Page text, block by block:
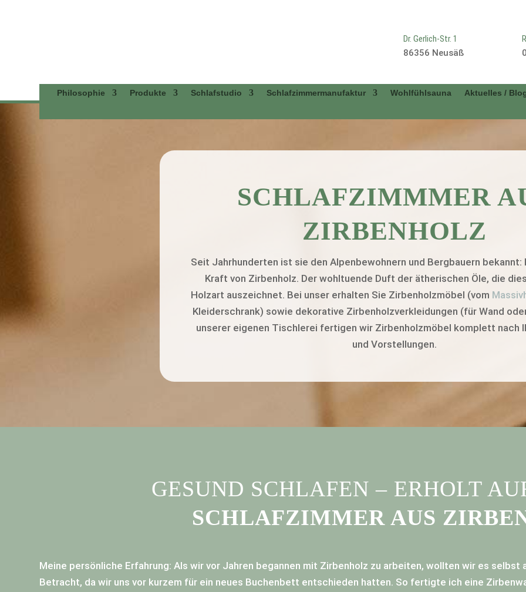
Dr. Gerlich-Str. 1
86356 Neusäß
Philosophie Produkte Schlafstudio Schlafzimmermanufaktur Wohlfühlsauna Aktuelles /
SCHLAFZIMMMER
ZIRBENHOLZ
Seit Jahrhunderten ist sie den Alpenbewohnern und Bergbauern bekannt:
Kraft von Zirbenholz. Der wohltuende Duft der ätherischen Öle, die
Holzart auszeichnet. Bei unser erhalten Sie Zirbenholzmöbel (vom
Kleiderschrank) sowie dekorative Zirbenholzverkleidungen (für Wand
unserer eigenen Tischlerei fertigen wir Zirbenholzmöbel komplett nach
und Vorstellungen.
GESUND SCHLAFEN – ERHOLT
SCHLAFZIMMER AUS
Meine persönliche Erfahrung: Als wir vor Jahren begannen mit Zirbenholz zu arbeiten, wollten wir es selbst
Betracht, da wir uns vor kurzem für ein neues Buchenbett entschieden hatten. So fertigte ich eine